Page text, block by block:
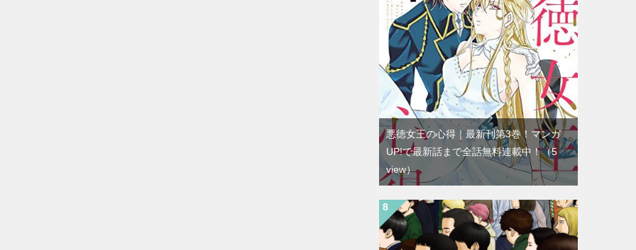
悪徳女王の心得｜最新刊第3巻！マンガ
UP!で最新話まで全話無料連載中！（5
view）